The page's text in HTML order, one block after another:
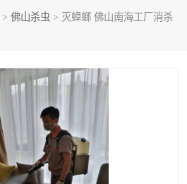
> 佛山杀虫 > 灭蟑螂 佛山南海工厂消杀
佛山白蚁防治公司
佛山杀虫公司
灭鼠
消杀